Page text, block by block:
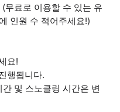
료로 이용할 수 있는 유
인원 수 적어주세요!)
요!
행됩니다.
및 스노클링 시간은 변